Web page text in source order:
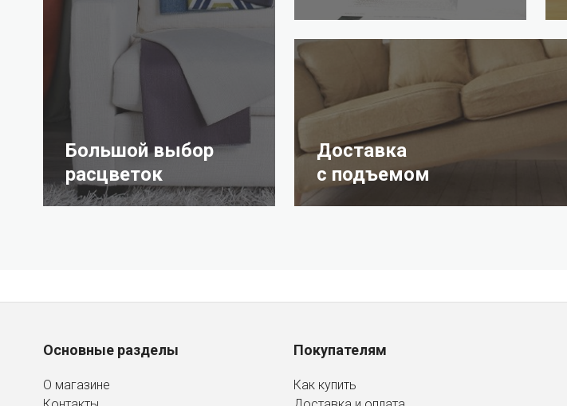
Большой выбор
расцветок
Доставка
с подъемом
Основные разделы
О магазине
Покупателям
Как купить